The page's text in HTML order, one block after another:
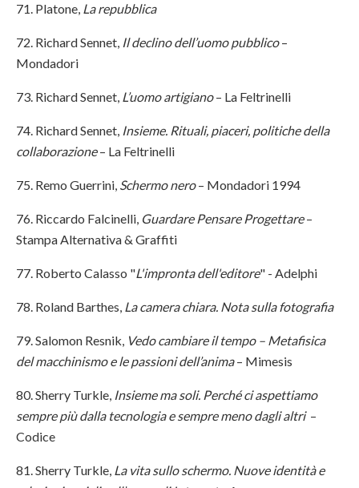
71. Platone, La repubblica
72. Richard Sennet, Il declino dell’uomo pubblico–
Mondadori
73. Richard Sennet, L’uomo artigiano– La Feltrinelli
74. Richard Sennet, Insieme. Rituali, piaceri, politiche della
collaborazione– La Feltrinelli
75. Remo Guerrini, Schermo nero– Mondadori 1994
76. Riccardo Falcinelli, Guardare Pensare Progettare–
Stampa Alternativa & Graffiti
77. Roberto Calasso "L'impronta dell'editore" - Adelphi
78. Roland Barthes, La camera chiara. Nota sulla fotografia
79. Salomon Resnik, Vedo cambiare il tempo – Metafisica
del macchinismo e le passioni dell’anima– Mimesis
80. Sherry Turkle, Insieme ma soli. Perché ci aspettiamo
sempre più dalla tecnologia e sempre meno dagli altri –
Codice
81. Sherry Turkle, La vita sullo schermo. Nuove identità e